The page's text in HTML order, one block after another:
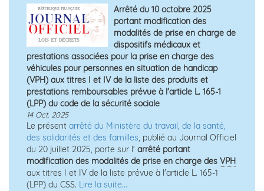
Arrêté du 10 octobre 2025
portant modification des
modalités de prise en charge de
dispositifs médicaux et
prestations associées pour la prise en charge des
véhicules pour personnes en situation de handicap
(VPH) aux titres I et IV de la liste des produits et
prestations remboursables prévue à l'article L. 165-1
(LPP) du code de la sécurité sociale
14 Oct. 2025
Le présent arrêté du Ministère du travail, de la santé,
des solidarités et des familles, publié au Journal Officiel
du 20 juillet 2025, porte sur l' arrêté portant
modification des modalités de prise en charge des VPH
aux titres I et IV de la liste prévue à l'article L. 165-1
(LPP) du CSS. Lire la suite...